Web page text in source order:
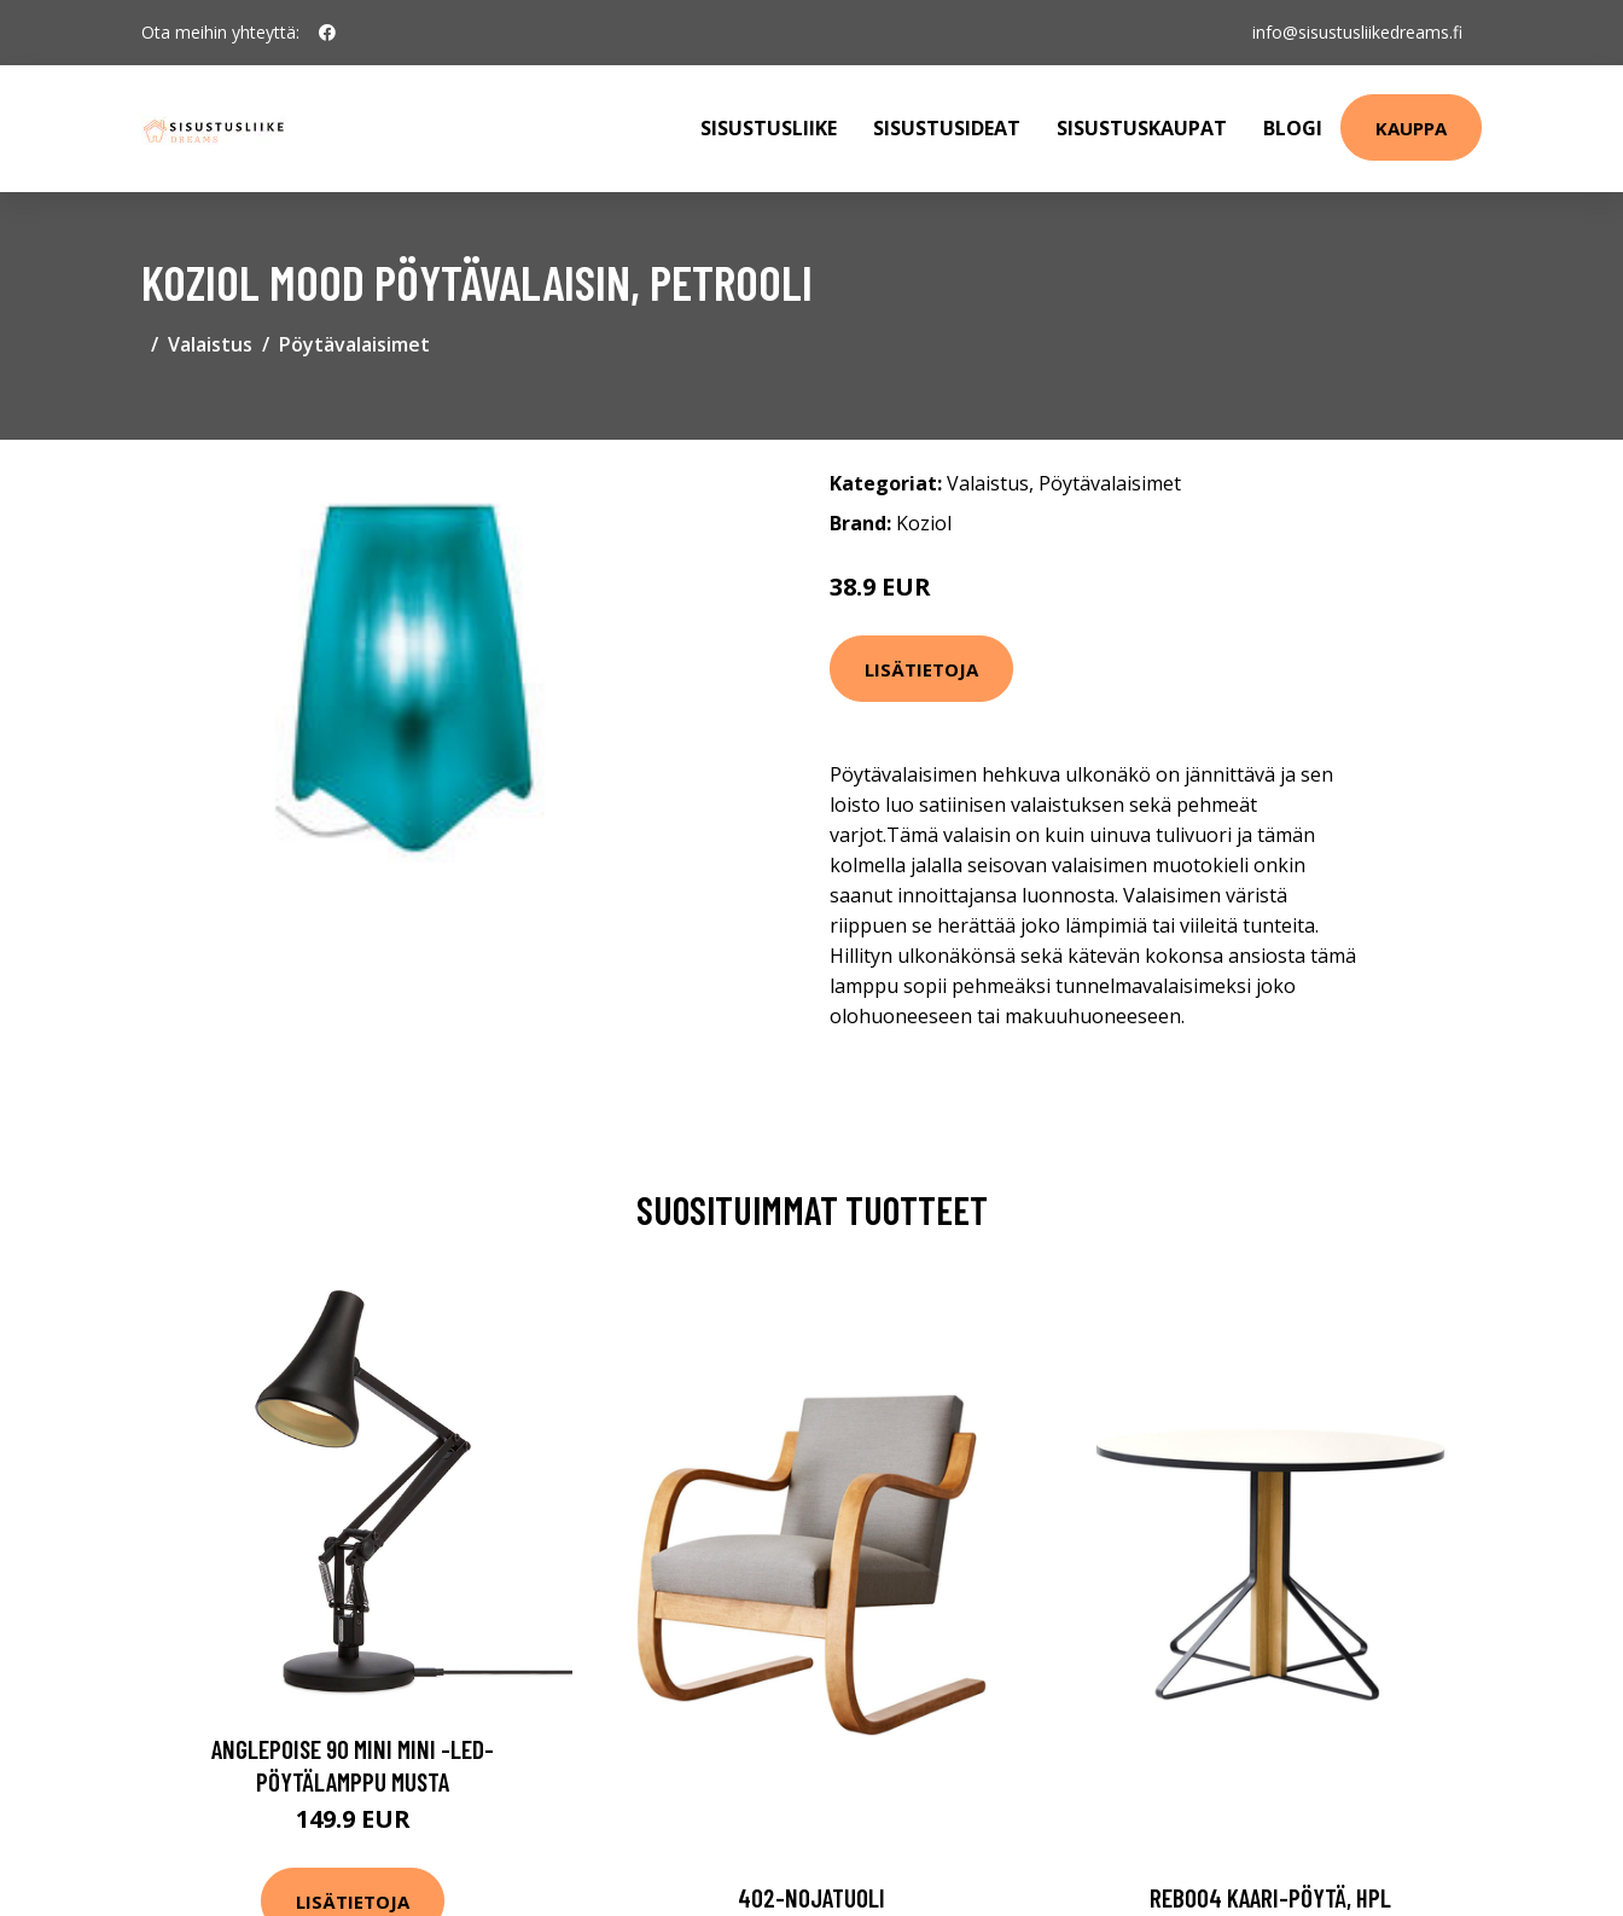
Ota meihin yhteyttä: info@sisustusliikedreams.fi
SISUSTUSLIIKE SISUSTUSIDEAT SISUSTUSKAUPAT BLOGI KAUPPA
KOZIOL MOOD PÖYTÄVALAISIN, PETROOLI
Valaistus Pöytävalaisimet
Kategoriat:Valaistus, Pöytävalaisimet
Brand: Koziol
38.9 EUR
LISÄTIETOJA
Pöytävalaisimen hehkuva ulkonäkö on jännittävä ja sen
loisto luo satiinisen valaistuksen sekä pehmeät
varjot.Tämä valaisin on kuin uinuva tulivuori ja tämän
kolmella jalalla seisovan valaisimen muotokieli onkin
saanut innoittajansa luonnosta. Valaisimen väristä
riippuen se herättää joko lämpimiä tai viileitä tunteita.
Hillityn ulkonäkönsä sekä kätevän kokonsa ansiosta tämä
lamppu sopii pehmeäksi tunnelmavalaisimeksi joko
olohuoneeseen tai makuuhuoneeseen.
SUOSITUIMMAT TUOTTEET
ANGLEPOISE 90 MINI MINI -LED-
PÖYTÄLAMPPU MUSTA
149.9 EUR
LISÄTIETOJA 402-NOJATUOLI REB004 KAARI-PÖYTÄ, HPL